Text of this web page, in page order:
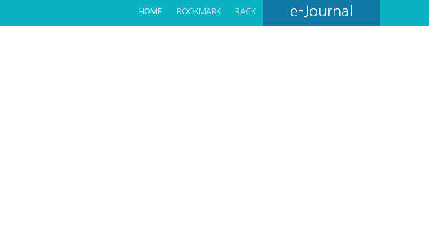
e-Journal
HOME BOOKMARK BACK